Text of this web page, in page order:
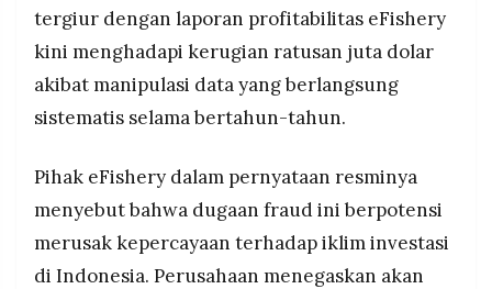
tergiur dengan laporan profitabilitas eFishery
kini menghadapi kerugian ratusan juta dolar
akibat manipulasi data yang berlangsung
sistematis selama bertahun-tahun.
Pihak eFishery dalam pernyataan resminya
menyebut bahwa dugaan fraud ini berpotensi
merusak kepercayaan terhadap iklim investasi
di Indonesia. Perusahaan menegaskan akan